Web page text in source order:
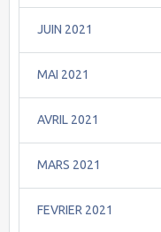
JUIN 2021
MAI 2021
AVRIL 2021
MARS 2021
FEVRIER 2021